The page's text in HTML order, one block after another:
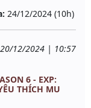
24/12/2024 (10h)
20/12/2024 | 10:57
6 - EXP:
THÍCH MU